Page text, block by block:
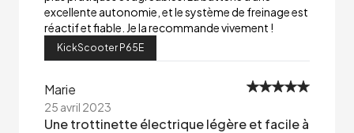
excellente autonomie, et le système de freinage est
réactif et fiable. Je la recommande vivement !
KickScooter P65E
Marie
25 avril 2023
Une trottinette électrique légère et facile à